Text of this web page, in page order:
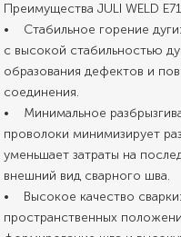
Преимущества JULI WELD
• Стабильное горение
с высокой стабильностью
образования дефектов и
соединения.
• Минимальное
проволоки минимизирует
уменьшает затраты на
внешний вид сварного шва.
• Высокое качество
пространственных